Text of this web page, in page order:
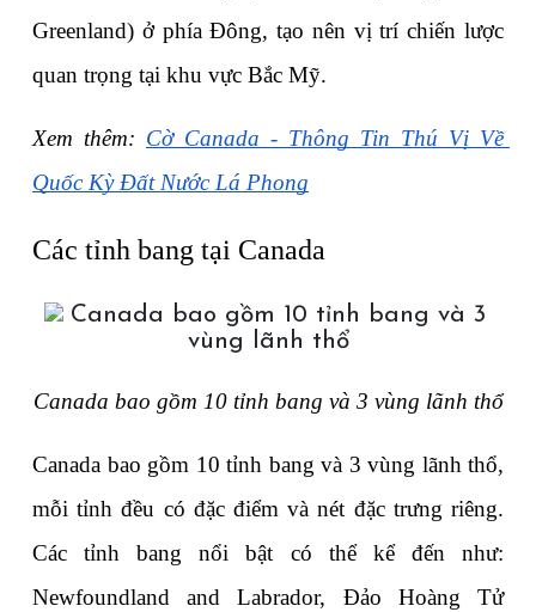
Greenland) ở phía Đông, tạo nên vị trí chiến lược
quan trọng tại khu vực Bắc Mỹ.
Xem thêm: Cờ Canada - Thông Tin Thú Vị Về
Quốc Kỳ Đất Nước Lá Phong
Các tỉnh bang tại Canada
Canada bao gồm 10 tỉnh bang và 3 vùng lãnh thổ
Canada bao gồm 10 tỉnh bang và 3 vùng lãnh thổ,
mỗi tỉnh đều có đặc điểm và nét đặc trưng riêng.
Các tỉnh bang nổi bật có thể kể đến như:
Newfoundland and Labrador, Đảo Hoàng Tử